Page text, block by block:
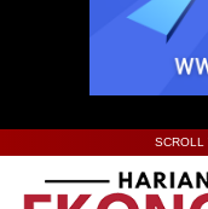
SCROLL